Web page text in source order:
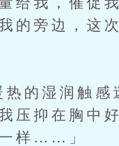
的旁边，这
的湿润触感
压抑在胸中
样……」